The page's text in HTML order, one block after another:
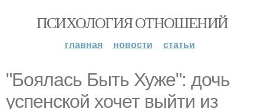
ПСИХОЛОГИЯ ОТНОШЕНИЙ
главная новости статьи
"Боялась Быть Хуже": дочь
успенской хочет выйти из